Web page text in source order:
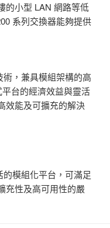
的小型 LAN 網路等低
系列交換器能夠提供
，兼具模組架構的高
台的經濟效益與靈活
效能及可擴充的解決
模組化平台，可滿足
充性及高可用性的嚴